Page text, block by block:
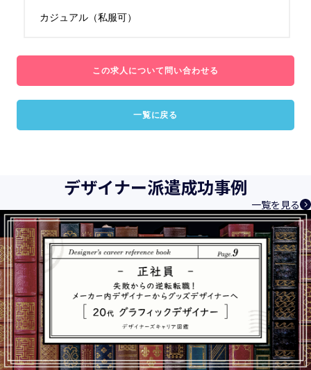
カジュアル（私服可）
この求人について問い合わせる
一覧に戻る
デザイナー派遣成功事例
一覧を見る